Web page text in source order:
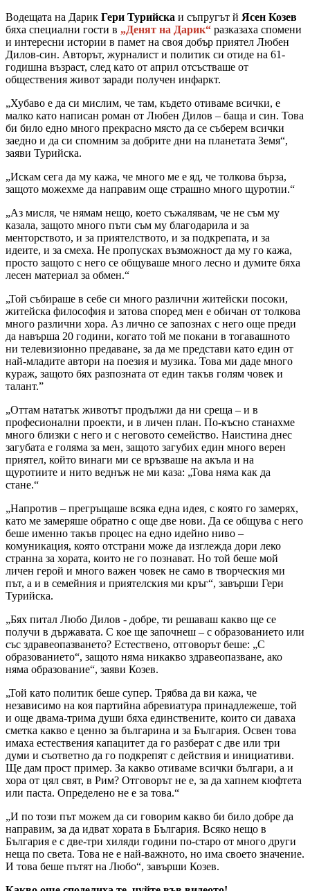
Водещата на Дарик Гери Турийска и съпругът й Ясен Козев
бяха специални гости в „Денят на Дарик“ разказаха спомени
и интересни истории в памет на своя добър приятел Любен
Дилов-син. Авторът, журналист и политик си отиде на 61-
годишна възраст, след като от април отсъстваше от
обществения живот заради получен инфаркт.
„Хубаво е да си мислим, че там, където отиваме всички, е
малко като написан роман от Любен Дилов – баща и син. Това
би било едно много прекрасно място да се съберем всички
заедно и да си спомним за добрите дни на планетата Земя“,
заяви Турийска.
„Искам сега да му кажа, че много ме е яд, че толкова бърза,
защото можехме да направим още страшно много щуротии.“
„Аз мисля, че нямам нещо, което съжалявам, че не съм му
казала, защото много пъти съм му благодарила и за
менторството, и за приятелството, и за подкрепата, и за
идеите, и за смеха. Не пропусках възможност да му го кажа,
просто защото с него се общуваше много лесно и думите бяха
лесен материал за обмен.“
„Той събираше в себе си много различни житейски посоки,
житейска философия и затова според мен е обичан от толкова
много различни хора. Аз лично се запознах с него още преди
да навърша 20 години, когато той ме покани в тогавашното
ни телевизионно предаване, за да ме представи като един от
най-младите автори на поезия и музика. Това ми даде много
кураж, защото бях разпозната от един такъв голям човек и
талант.”
„Оттам нататък животът продължи да ни среща – и в
професионални проекти, и в личен план. По-късно станахме
много близки с него и с неговото семейство. Наистина днес
загубата е голяма за мен, защото загубих един много верен
приятел, който винаги ми се връзваше на акъла и на
щуротиите и нито веднъж не ми каза: „Това няма как да
стане.“
„Напротив – прегръщаше всяка една идея, с която го замерях,
като ме замеряше обратно с още две нови. Да се общува с него
беше именно такъв процес на едно идейно ниво –
комуникация, която отстрани може да изглежда дори леко
странна за хората, които не го познават. Но той беше мой
личен герой и много важен човек не само в творческия ми
път, а и в семейния и приятелския ми кръг“, завърши Гери
Турийска.
„Бях питал Любо Дилов - добре, ти решаваш какво ще се
получи в държавата. С кое ще започнеш – с образованието или
със здравеопазването? Естествено, отговорът беше: „С
образованието“, защото няма никакво здравеопазване, ако
няма образование“, заяви Козев.
„Той като политик беше супер. Трябва да ви кажа, че
независимо на коя партийна абревиатура принадлежеше, той
и още двама-трима души бяха единствените, които си даваха
сметка какво е ценно за българина и за България. Освен това
имаха естествения капацитет да го разберат с две или три
думи и съответно да го подкрепят с действия и инициативи.
Ще дам прост пример. За какво отиваме всички българи, а и
хора от цял свят, в Рим? Отговорът не е, за да хапнем кюфтета
или паста. Определено не е за това.“
„И по този път можем да си говорим какво би било добре да
направим, за да идват хората в България. Всяко нещо в
България е с две-три хиляди години по-старо от много други
неща по света. Това не е най-важното, но има своето значение.
И това беше пътят на Любо“, завърши Козев.